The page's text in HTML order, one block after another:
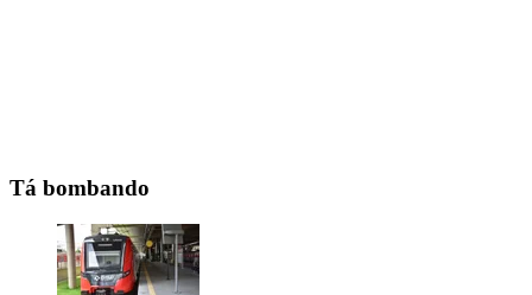
Tá bombando